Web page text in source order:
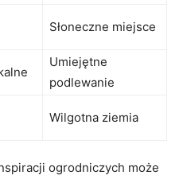
Słoneczne miejsce
Umiejętne
‌podlewanie
Wilgotna⁣ ziemia
ogrodniczych może